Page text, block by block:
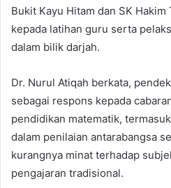
Bukit Kayu Hitam dan SK
kepada latihan guru serta
dalam bilik darjah.
Dr. Nurul Atiqah berkata,
sebagai respons kepada
pendidikan matematik,
dalam penilaian antarabangsa
kurangnya minat terhadap
pengajaran tradisional.